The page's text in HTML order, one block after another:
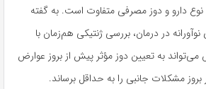
دارو و دوز مصرفی متفاوت است. به گفته
در درمان، بررسی ژنتیکی هم‌زمان با
به تعیین دوز مؤثر پیش از بروز عوارض
مشکلات جانبی را به حداقل برساند.